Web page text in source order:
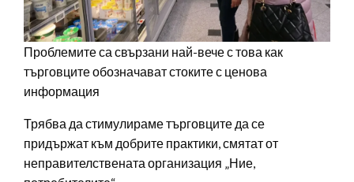
Проблемите са свързани най-вече с това как
търговците обозначават стоките с ценова
информация
Трябва да стимулираме търговците да се
придържат към добрите практики, смятат от
неправителствената организация „Ние,